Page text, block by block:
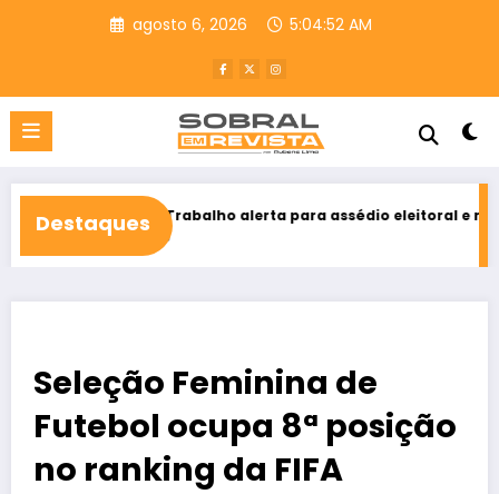
agosto 6, 2026 5:04:53 AM
Destaques
do Trabalho alerta para assédio eleitoral e reforça direito ao
Seleção Feminina de
Futebol ocupa 8ª posição
no ranking da FIFA